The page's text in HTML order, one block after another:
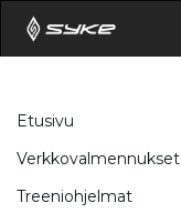
Etusivu
Verkkovalmennukset
Treeniohjelmat